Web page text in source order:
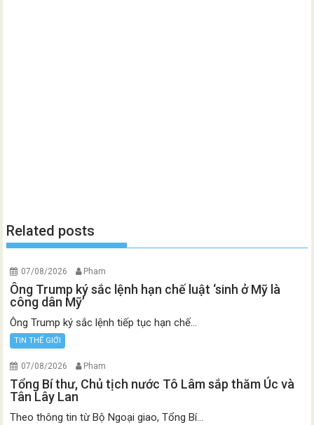
Related posts
07/08/2026 Pham
Ông Trump ký sắc lệnh hạn chế luật ‘sinh ở Mỹ là
công dân Mỹ’
Ông Trump ký sắc lệnh tiếp tục hạn chế...
TIN THẾ GIỚI
07/08/2026 Pham
Tổng Bí thư, Chủ tịch nước Tô Lâm sắp thăm Úc và
Tân Lây Lan
Theo thông tin từ Bộ Ngoại giao, Tổng Bí...